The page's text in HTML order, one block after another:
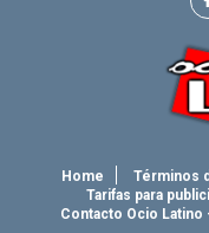
Home Términos
Tarifas para
Contacto Ocio Latino